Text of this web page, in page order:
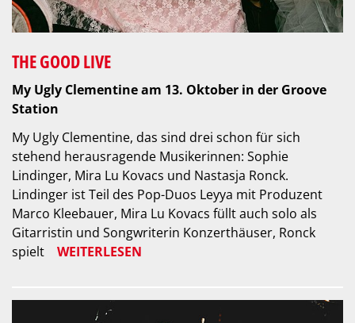
THE GOOD LIVE
My Ugly Clementine am 13. Oktober in der Groove
Station
My Ugly Clementine, das sind drei schon für sich
stehend herausragende Musikerinnen: Sophie
Lindinger, Mira Lu Kovacs und Nastasja Ronck.
Lindinger ist Teil des Pop-Duos Leyya mit Produzent
Marco Kleebauer, Mira Lu Kovacs füllt auch solo als
Gitarristin und Songwriterin Konzerthäuser, Ronck
spielt
WEITERLESEN